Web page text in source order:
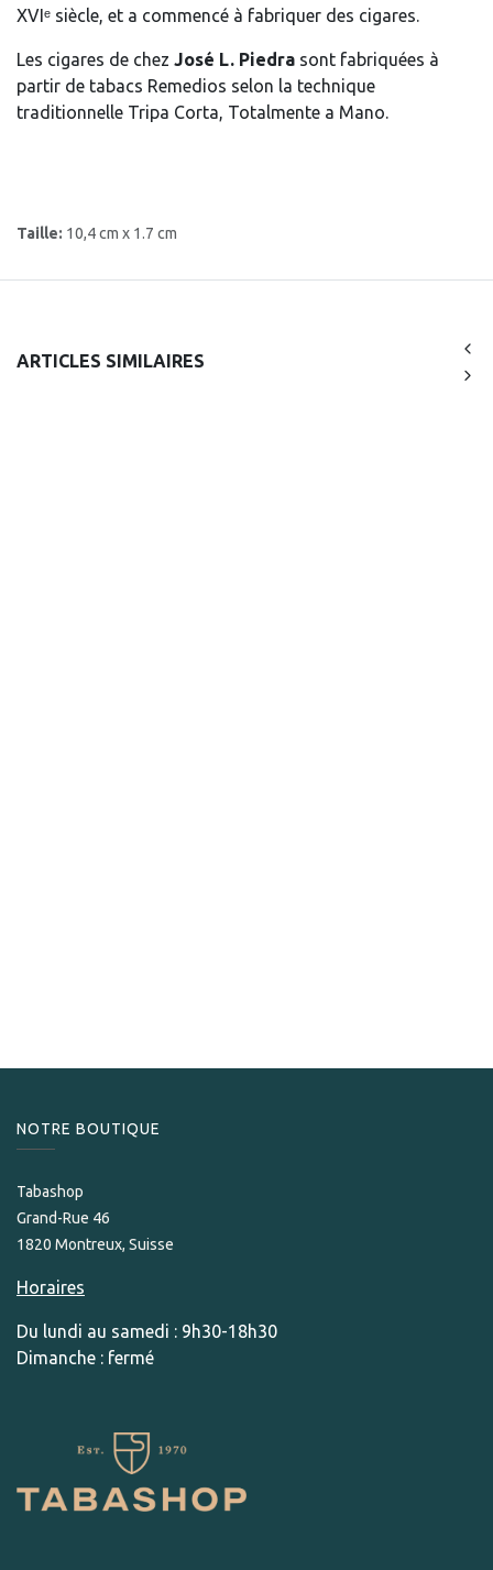
XVIᵉ siècle, et a commencé à fabriquer des cigares.
Les cigares de chez José L. Piedra sont fabriquées à
partir de tabacs Remedios selon la technique
traditionnelle Tripa Corta, Totalmente a Mano.
Taille: 10,4 cm x 1.7 cm
ARTICLES SIMILAIRES
NOTRE BOUTIQUE
Tabashop
Grand-Rue 46
1820 Montreux, Suisse
Horaires
Du lundi au samedi : 9h30-18h30
Dimanche : fermé